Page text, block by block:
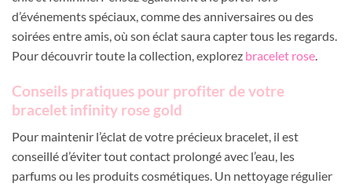
d’événements spéciaux, comme des anniversaires ou des
soirées entre amis, où son éclat saura capter tous les regards.
Pour découvrir toute la collection, explorez bracelet rose
Conseils pratiques pour profiter de votre
bracelet infinity rose gold
Pour maintenir l’éclat de votre précieux bracelet, il est
conseillé d’éviter tout contact prolongé avec l’eau, les
parfums ou les produits cosmétiques. Un nettoyage régulier